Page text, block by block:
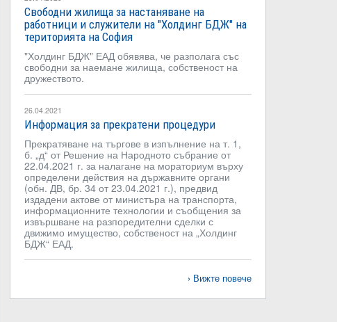
Свободни жилища за настаняване на
работници и служители на "Холдинг БДЖ" на
територията на София
"Холдинг БДЖ" ЕАД обявява, че разполага със
свободни за наемане жилища, собственост на
дружеството.
26.04.2021
Информация за прекратени процедури
Прекратяване на търгове в изпълнение на т. 1,
б. „д“ от Решение на Народното събрание от
22.04.2021 г. за налагане на мораториум върху
определени действия на държавните органи
(обн. ДВ, бр. 34 от 23.04.2021 г.), предвид
издадени актове от министъра на транспорта,
информационните технологии и съобщения за
извършване на разпоредителни сделки с
движимо имущество, собственост на „Холдинг
БДЖ“ ЕАД.
Вижте повече